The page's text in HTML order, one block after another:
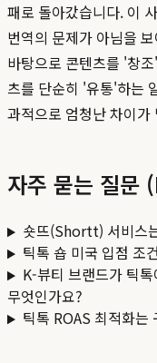
패로 돌아갔습니다. 이
번역의 문제가 아님을
바탕으로 콘텐츠를 '창
츠를 단순히 '유통'하는
과적으로 엄청난 차이가
자주 묻는 질문
숏뜨(Shortt) 서비스
틱톡 숍 미국 입점 조
K-뷰티 브랜드가 틱
무엇인가요?
틱톡 ROAS 최적화는